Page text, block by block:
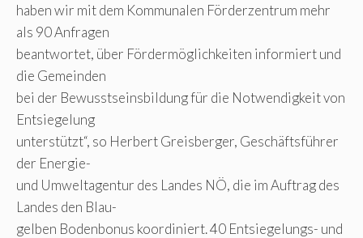
haben wir mit dem Kommunalen Förderzentrum mehr
als 90 Anfragen
beantwortet, über Fördermöglichkeiten informiert und
die Gemeinden
bei der Bewusstseinsbildung für die Notwendigkeit von
Entsiegelung
unterstützt“, so Herbert Greisberger, Geschäftsführer
der Energie-
und Umweltagentur des Landes NÖ, die im Auftrag des
Landes den Blau-
gelben Bodenbonus koordiniert. 40 Entsiegelungs- und